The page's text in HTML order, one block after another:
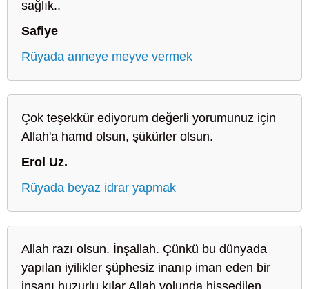
sağlık..
Safiye
Rüyada anneye meyve vermek
Çok teşekkür ediyorum değerli yorumunuz için
Allah'a hamd olsun, şükürler olsun.
Erol Uz.
Rüyada beyaz idrar yapmak
Allah razı olsun. İnşallah. Çünkü bu dünyada
yapılan iyilikler şüphesiz inanıp iman eden bir
insanı huzurlu kılar Allah yolunda hissedilen